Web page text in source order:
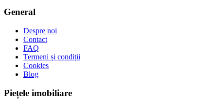
General
Despre noi
Contact
FAQ
Termeni și condiții
Cookies
Blog
Piețele imobiliare